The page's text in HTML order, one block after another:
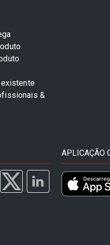
&
APLICAÇÃO